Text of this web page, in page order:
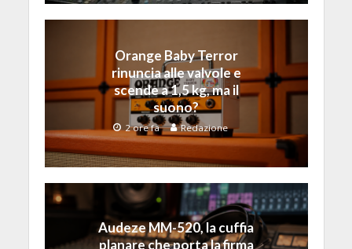
Orange Baby Terror
rinuncia alle valvole e
scende a 1,5 kg, ma il
suono?
2 ore fa Redazione
Audeze MM-520, la cuffia
planare che porta la firma